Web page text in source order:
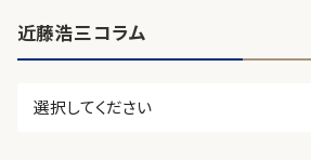
近藤浩三コラム